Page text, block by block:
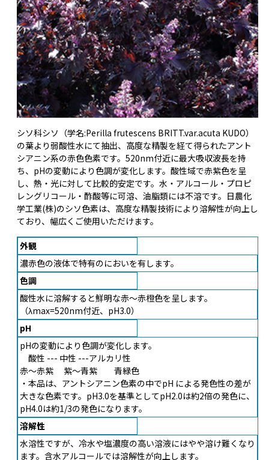
シソ科シソ（学名:Perilla frutescens BRITT.var.acuta KUDO）
の葉より弱酸性水にて抽出、高度な精製を経て得られたアント
シアニン系の赤色色素です。520nm付近に最大吸収波長を持
ち、pHの変動により色調が変化します。酸性域で赤紫色を呈
し、熱・光に対して比較的安定です。水・アルコール・プロピ
レングリコール・酢酸等に可溶、油脂類には不溶です。日農化
学工業(株)のシソ色素は、高度な精製技術により溶解性が向上し
ており、幅広くご使用いただけます。
外観
濃赤色の液体で特有のにおいを有します。
色調
酸性水に溶解すると鮮明な赤〜赤橙色を呈します。
（λmax=520nm付近、pH3.0）
pH
pHの変動により色調が変化します。
酸性 --- 中性 ---アルカリ性
赤〜赤紫 紫〜青紫 青緑色
・本品は、アントシアニン色素の中でpH による発色性の差が
大きな色素です。pH3.0を基準としてpH2.0は約2倍の発色に、
pH4.0は約1/3の発色になります。
溶解性
水溶性ですが、冷水や塩濃度の高い溶液にはやや溶け難くなり
ます。含水アルコールでは溶解性が向上します。